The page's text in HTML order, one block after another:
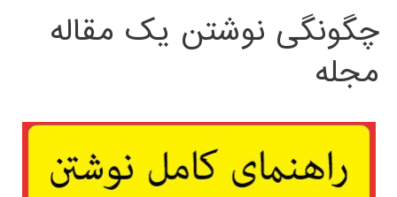
چگونگی نوشتن یک مقاله
مجله